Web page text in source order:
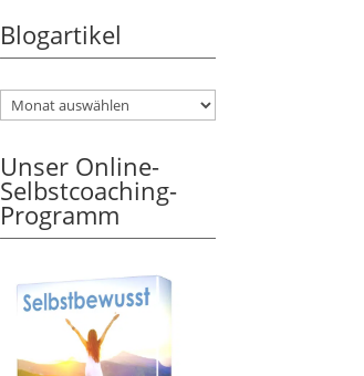
Blogartikel
Unser Online-
Selbstcoaching-
Programm